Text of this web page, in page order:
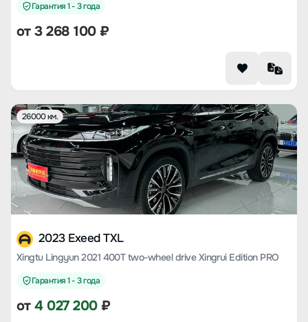
Гарантия 1 - 3 года
от3 268 100₽
26000 км.
2023 Exeed TXL
Xingtu Lingyun 2021 400T two-wheel drive Xingrui Edition PRO
Гарантия 1 - 3 года
от4 027 200₽